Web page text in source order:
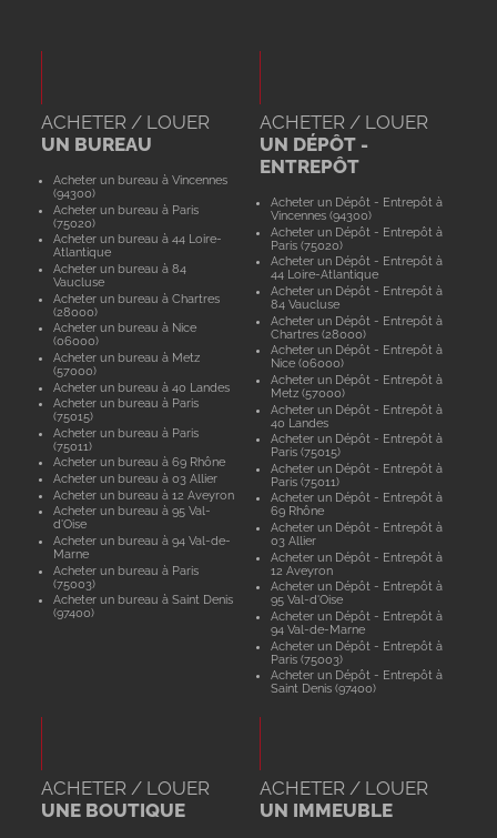
ACHETER / LOUER
UN BUREAU
Acheter un bureau à Vincennes
(94300)
Acheter un bureau à Paris
(75020)
Acheter un bureau à 44 Loire-
Atlantique
Acheter un bureau à 84
Vaucluse
Acheter un bureau à Chartres
(28000)
Acheter un bureau à Nice
(06000)
Acheter un bureau à Metz
(57000)
Acheter un bureau à 40 Landes
Acheter un bureau à Paris
(75015)
Acheter un bureau à Paris
(75011)
Acheter un bureau à 69 Rhône
Acheter un bureau à 03 Allier
Acheter un bureau à 12 Aveyron
Acheter un bureau à 95 Val-
d'Oise
Acheter un bureau à 94 Val-de-
Marne
Acheter un bureau à Paris
(75003)
Acheter un bureau à Saint Denis
(97400)
ACHETER / LOUER
UN DÉPÔT -
ENTREPÔT
Acheter un Dépôt - Entrepôt à
Vincennes (94300)
Acheter un Dépôt - Entrepôt à
Paris (75020)
Acheter un Dépôt - Entrepôt à
44 Loire-Atlantique
Acheter un Dépôt - Entrepôt à
84 Vaucluse
Acheter un Dépôt - Entrepôt à
Chartres (28000)
Acheter un Dépôt - Entrepôt à
Nice (06000)
Acheter un Dépôt - Entrepôt à
Metz (57000)
Acheter un Dépôt - Entrepôt à
40 Landes
Acheter un Dépôt - Entrepôt à
Paris (75015)
Acheter un Dépôt - Entrepôt à
Paris (75011)
Acheter un Dépôt - Entrepôt à
69 Rhône
Acheter un Dépôt - Entrepôt à
03 Allier
Acheter un Dépôt - Entrepôt à
12 Aveyron
Acheter un Dépôt - Entrepôt à
95 Val-d'Oise
Acheter un Dépôt - Entrepôt à
94 Val-de-Marne
Acheter un Dépôt - Entrepôt à
Paris (75003)
Acheter un Dépôt - Entrepôt à
Saint Denis (97400)
ACHETER / LOUER
UNE BOUTIQUE
ACHETER / LOUER
UN IMMEUBLE